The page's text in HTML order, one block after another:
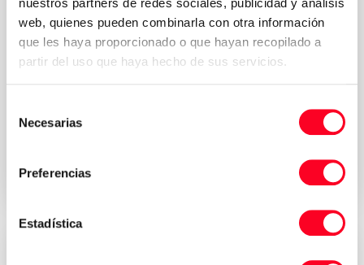
web, quienes pueden combinarla con otra información
que les haya proporcionado o que hayan recopilado a
partir del uso que haya hecho de sus servicios.
Necesarias
Preferencias
Estadística
privacidad